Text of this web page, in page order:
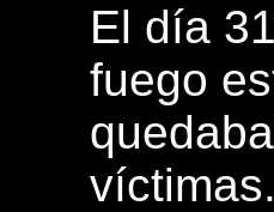
El día
fuego